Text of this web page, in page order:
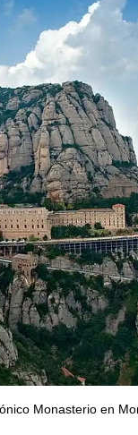
Monasterio en